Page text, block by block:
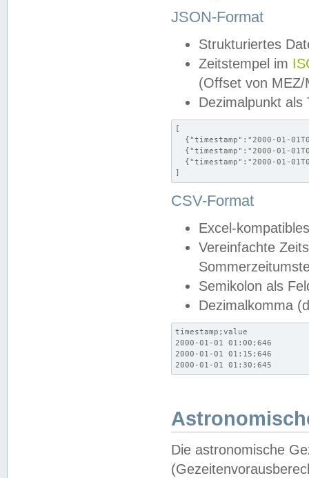
JSON-Format
Strukturiertes
Zeitstempel im
(Offset von MEZ/
Dezimalpunkt als
[
{"timestamp":"2000-01-
{"timestamp":"2000-01-
{"timestamp":"2000-01-
]
CSV-Format
Excel-
Vereinfachte
Semikolon als
Dezimalkomma
timestamp;value
2000-01-01 01:00;646
2000-01-01 01:15;646
2000-01-01 01:30;645
Die astronomische